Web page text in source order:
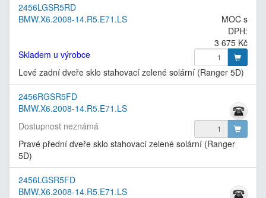
2456LGSR5RD
BMW.X6.2008-14.R5.E71.LS
MOC s
DPH:
3 675 Kč
Skladem u výrobce
Levé zadní dveře sklo stahovací zelené solární (Ranger 5D)
2456RGSR5FD
BMW.X6.2008-14.R5.E71.LS
Dostupnost neznámá
Pravé přední dveře sklo stahovací zelené solární (Ranger
5D)
2456LGSR5FD
BMW.X6.2008-14.R5.E71.LS